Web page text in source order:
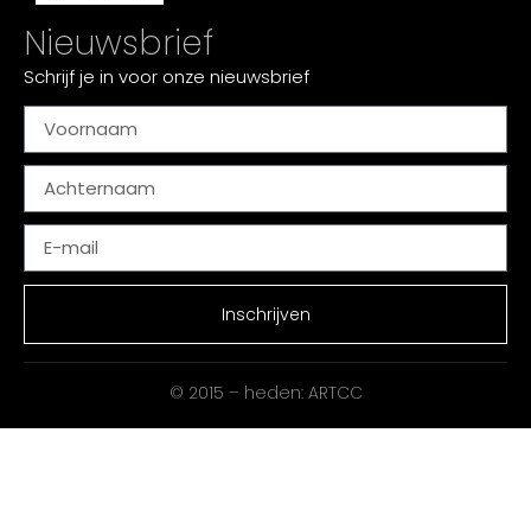
Nieuwsbrief
Schrijf je in voor onze nieuwsbrief
Inschrijven
© 2015 – heden: ARTCC